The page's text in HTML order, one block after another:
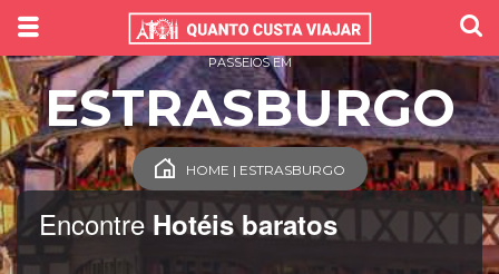
EncontreHotéis baratos
PASSEIOS EM
ESTRASBURGO
HOME | ESTRASBURGO